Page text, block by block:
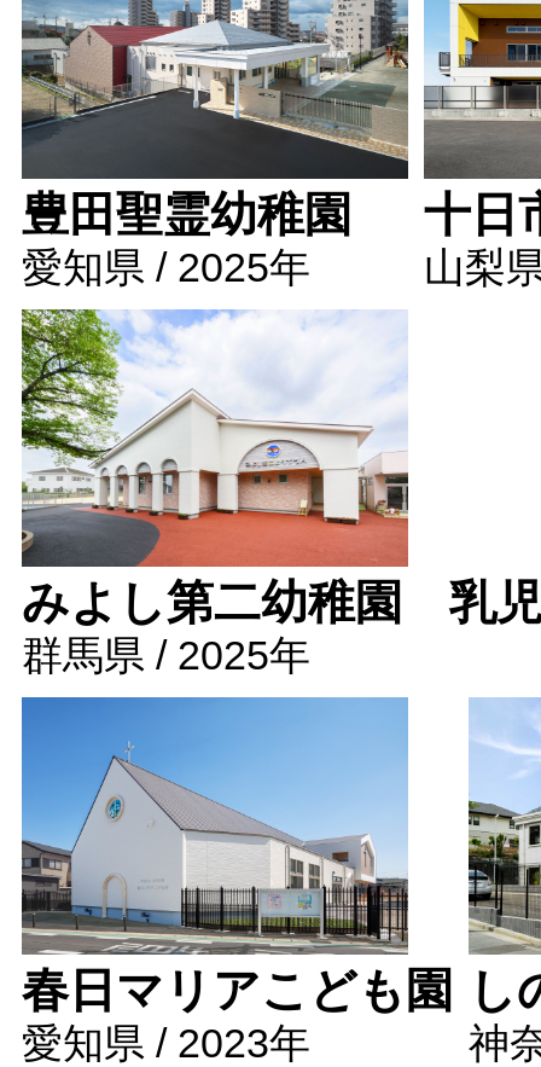
豊田聖霊幼稚園
愛知県 / 2025年
十日
山梨
みよし第二幼稚園 乳
群馬県 / 2025年
春日マリアこども園
愛知県 / 2023年
し
神